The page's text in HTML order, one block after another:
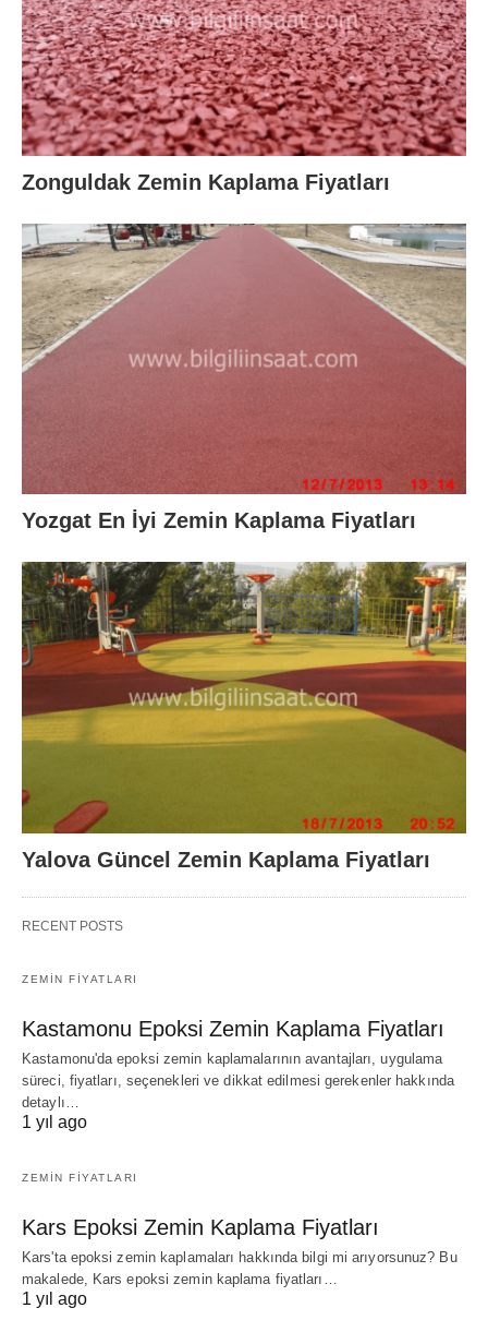
Zonguldak Zemin Kaplama Fiyatları
Yozgat En İyi Zemin Kaplama Fiyatları
Yalova Güncel Zemin Kaplama Fiyatları
RECENT POSTS
ZEMIN FIYATLARI
Kastamonu Epoksi Zemin Kaplama Fiyatları
Kastamonu'da epoksi zemin kaplamalarının avantajları, uygulama
süreci, fiyatları, seçenekleri ve dikkat edilmesi gerekenler hakkında
detaylı…
1 yıl ago
ZEMIN FIYATLARI
Kars Epoksi Zemin Kaplama Fiyatları
Kars'ta epoksi zemin kaplamaları hakkında bilgi mi arıyorsunuz? Bu
makalede, Kars epoksi zemin kaplama fiyatları…
1 yıl ago